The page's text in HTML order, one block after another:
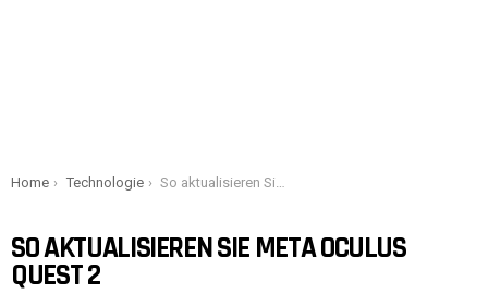
You are here:
Home Technologie So aktualisieren Sie Meta Oculus Quest 2
SO AKTUALISIEREN SIE META OCULUS
QUEST 2